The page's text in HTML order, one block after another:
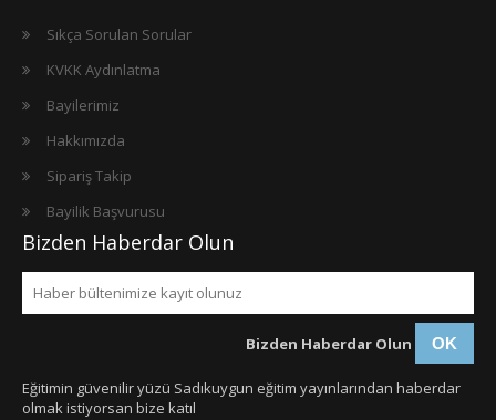
Sıkça Sorulan Sorular
KVKK Aydınlatma
Bayilerimiz
Hakkımızda
Sipariş Takip
Bayilik Başvurusu
Bizden Haberdar Olun
Bizden Haberdar Olun OK
Eğitimin güvenilir yüzü Sadıkuygun eğitim yayınlarından haberdar
olmak istiyorsan bize katıl